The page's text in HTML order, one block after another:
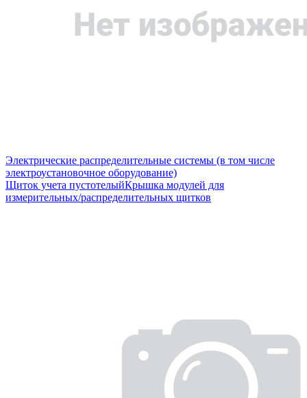
Электрические распределительные системы (в том числе
электроустановочное оборудование)
Щиток учета пустотелыйКрышка модулей для
измерительных/распределительных щитков